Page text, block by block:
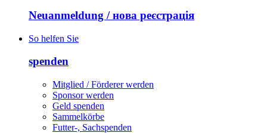
Neuanmeldung / нова реєстрація
So helfen Sie
spenden
Mitglied / Förderer werden
Sponsor werden
Geld spenden
Sammelkörbe
Futter-, Sachspenden